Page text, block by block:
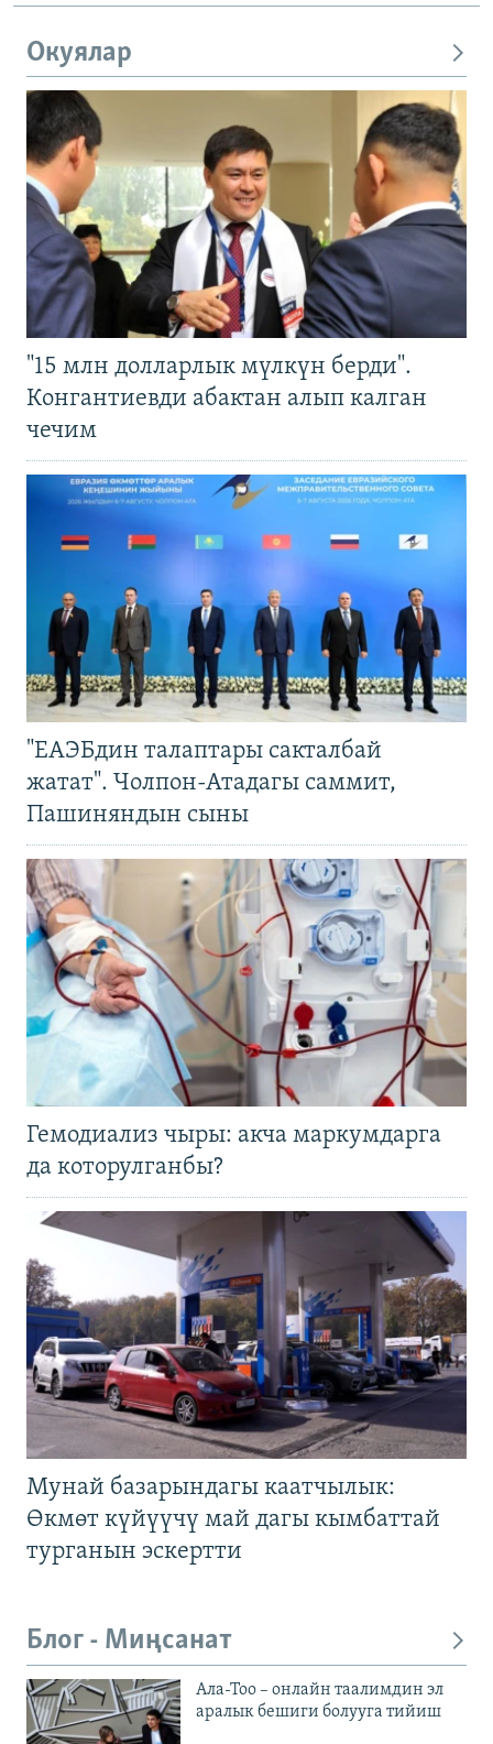
Окуялар
"15 млн долларлык мүлкүн берди".
Конгантиевди абактан алып калган
чечим
"ЕАЭБдин талаптары сакталбай
жатат". Чолпон-Атадагы саммит,
Пашиняндын сыны
Гемодиализ чыры: акча маркумдарга
да которулганбы?
Мунай базарындагы каатчылык:
Өкмөт күйүүчү май дагы кымбаттай
турганын эскертти
Блог - Миңсанат
Ала-Тоо – онлайн таалимдин эл
аралык бешиги болууга тийиш